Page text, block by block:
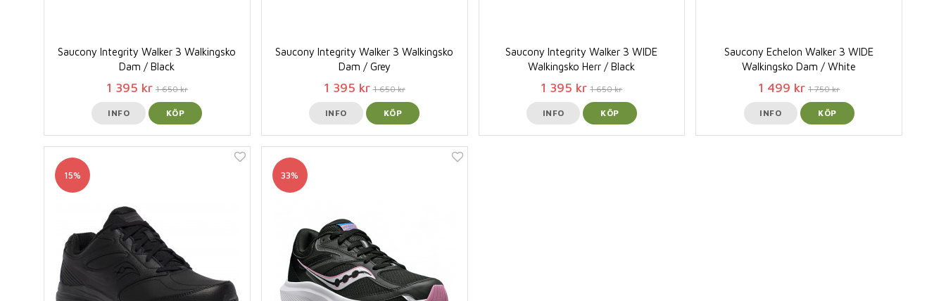
Saucony Integrity Walker 3 Walkingsko
Dam / Black
1 395 kr 1 650 kr
INFO KÖP
Saucony Integrity Walker 3 Walkingsko
Dam / Grey
1 395 kr 1 650 kr
INFO KÖP
Saucony Integrity Walker 3 WIDE
Walkingsko Herr / Black
1 395 kr 1 650 kr
INFO KÖP
Saucony Echelon Walker 3 WIDE
Walkingsko Dam / White
1 499 kr 1 750 kr
INFO KÖP
15% 33%